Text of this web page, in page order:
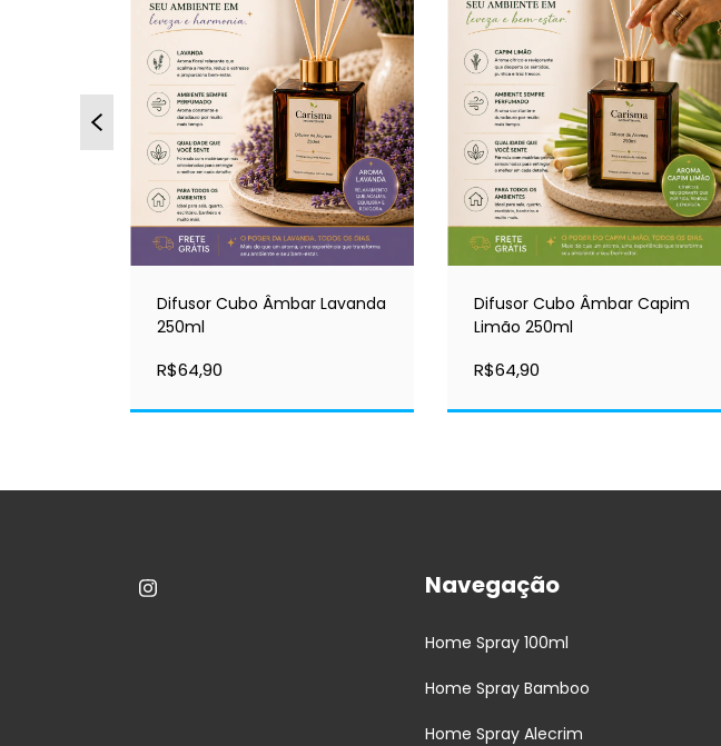
Difusor Cubo Âmbar Lavanda
250ml
R$64,90
Difusor Cubo Âmbar Capim
Limão 250ml
R$64,90
Navegação
Home Spray 100ml
Home Spray Bamboo
Home Spray Alecrim